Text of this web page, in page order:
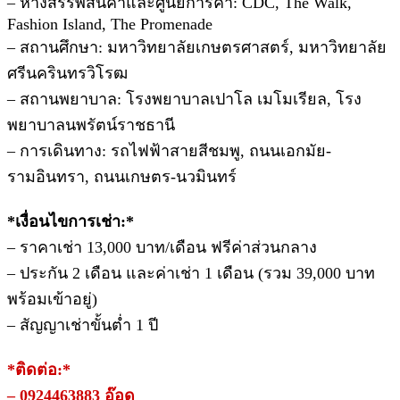
Fashion Island, The Promenade
– สถานศึกษา: มหาวิทยาลัยเกษตรศาสตร์, มหาวิทยาลัย
ศรีนครินทรวิโรฒ
– สถานพยาบาล: โรงพยาบาลเปาโล เมโมเรียล, โรง
พยาบาลนพรัตน์ราชธานี
– การเดินทาง: รถไฟฟ้าสายสีชมพู, ถนนเอกมัย-
รามอินทรา, ถนนเกษตร-นวมินทร์
*เงื่อนไขการเช่า:*
– ราคาเช่า 13,000 บาท/เดือน ฟรีค่าส่วนกลาง
– ประกัน 2 เดือน และค่าเช่า 1 เดือน (รวม 39,000 บาท
พร้อมเข้าอยู่)
– สัญญาเช่าขั้นต่ำ 1 ปี
*ติดต่อ:*
– 0924463883 อ๊อด